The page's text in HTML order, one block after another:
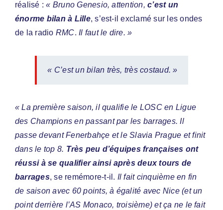
réalisé :« Bruno Genesio, attention,c’est un
énorme bilan à Lille, s’est-il exclamé sur les ondes
de la radio RMC. Il faut le dire. »
« C’est un bilan très, très costaud. »
« La première saison, il qualifie le LOSC en Ligue
des Champions en passant par les barrages. Il
passe devant Fenerbahçe et le Slavia Prague et finit
dans le top 8. Très peu d’équipes françaises ont
réussi à se qualifier ainsi après deux tours de
barrages, se remémore-t-il. Il fait cinquième en fin
de saison avec 60 points, à égalité avec Nice (et un
point derrière l’AS Monaco, troisième) et ça ne le fait